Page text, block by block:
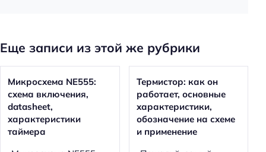
Еще записи из этой же рубрики
Микросхема NE555:
схема включения,
datasheet,
характеристики
таймера
Термистор: как он
работает, основные
характеристики,
обозначение на схеме
и применение